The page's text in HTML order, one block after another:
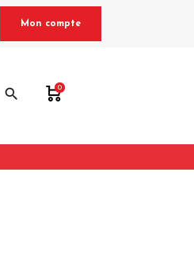
Mon compte
search 0